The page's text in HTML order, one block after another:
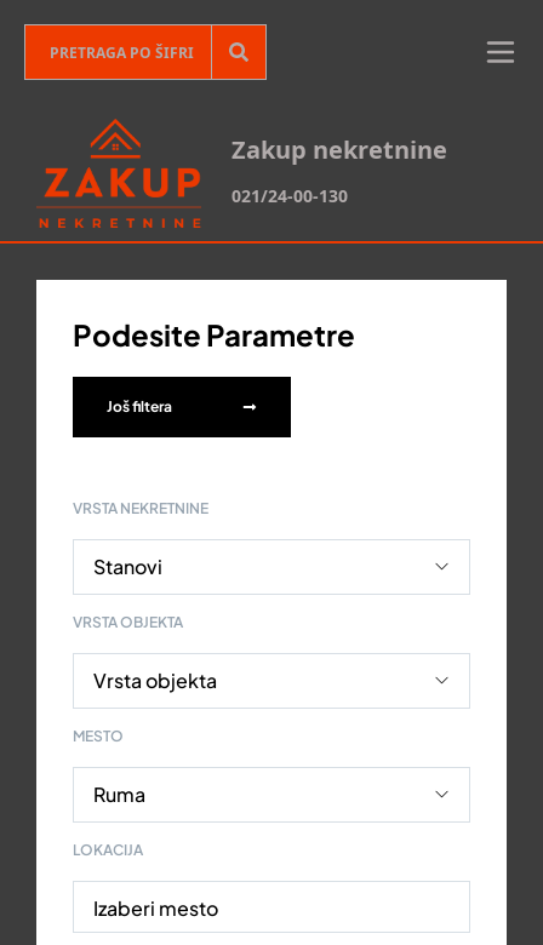
Zakup nekretnine
021/24-00-130
Podesite Parametre
Još filtera
VRSTA NEKRETNINE
VRSTA OBJEKTA
MESTO
LOKACIJA
Izaberi mesto